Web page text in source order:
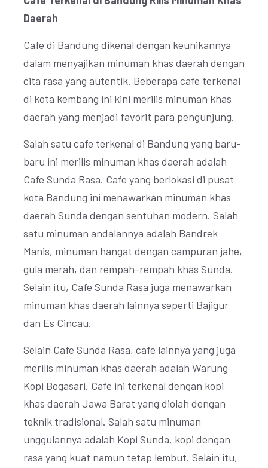
Daerah
Cafe di Bandung dikenal dengan keunikannya
dalam menyajikan minuman khas daerah dengan
cita rasa yang autentik. Beberapa cafe terkenal
di kota kembang ini kini merilis minuman khas
daerah yang menjadi favorit para pengunjung.
Salah satu cafe terkenal di Bandung yang baru-
baru ini merilis minuman khas daerah adalah
Cafe Sunda Rasa. Cafe yang berlokasi di pusat
kota Bandung ini menawarkan minuman khas
daerah Sunda dengan sentuhan modern. Salah
satu minuman andalannya adalah Bandrek
Manis, minuman hangat dengan campuran jahe,
gula merah, dan rempah-rempah khas Sunda.
Selain itu, Cafe Sunda Rasa juga menawarkan
minuman khas daerah lainnya seperti Bajigur
dan Es Cincau.
Selain Cafe Sunda Rasa, cafe lainnya yang juga
merilis minuman khas daerah adalah Warung
Kopi Bogasari. Cafe ini terkenal dengan kopi
khas daerah Jawa Barat yang diolah dengan
teknik tradisional. Salah satu minuman
unggulannya adalah Kopi Sunda, kopi dengan
rasa yang kuat namun tetap lembut. Selain itu,